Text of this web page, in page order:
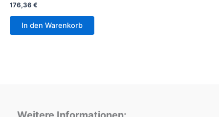
176,36 €
In den Warenkorb